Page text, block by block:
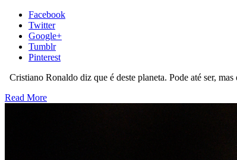
Facebook
Twitter
Google+
Tumblr
Pinterest
Cristiano Ronaldo diz que é deste planeta. Pode até ser,
Read More